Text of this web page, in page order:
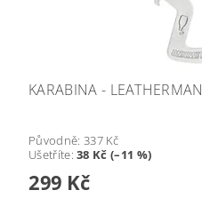
KARABINA - LEATHERMAN
Původně: 337 Kč
Ušetříte:38 Kč (–11 %)
299 Kč